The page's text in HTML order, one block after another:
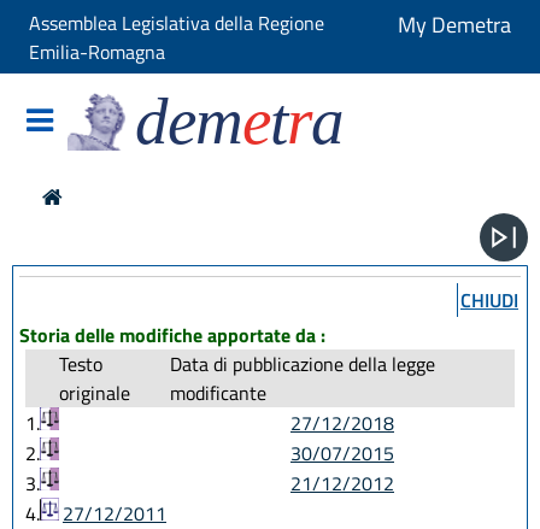
Assemblea Legislativa della Regione
Emilia-Romagna
My Demetra
demetra
CHIUDI
Storia delle modifiche apportate da :
Testo
originale
Data di pubblicazione della legge
modificante
1.
27/12/2018
2.
30/07/2015
3.
21/12/2012
4.
27/12/2011